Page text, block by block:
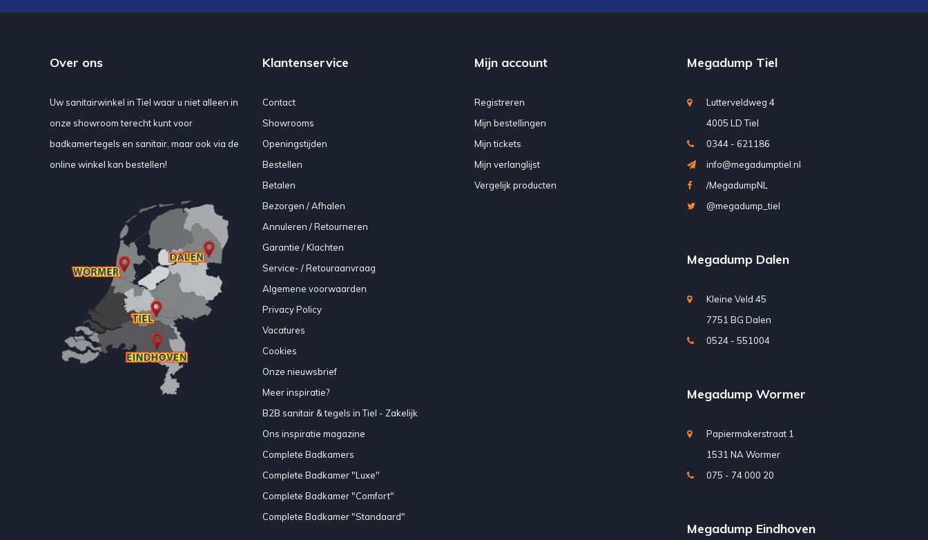
Over ons
Uw sanitairwinkel in Tiel waar u niet alleen in
onze showroom terecht kunt voor
badkamertegels en sanitair, maar ook via de
online winkel kan bestellen!
Klantenservice
Contact
Showrooms
Openingstijden
Bestellen
Betalen
Bezorgen / Afhalen
Annuleren / Retourneren
Garantie / Klachten
Service- / Retouraanvraag
Algemene voorwaarden
Privacy Policy
Vacatures
Cookies
Onze nieuwsbrief
Meer inspiratie?
B2B sanitair & tegels in Tiel - Zakelijk
Ons inspiratie magazine
Complete Badkamers
Complete Badkamer "Luxe"
Complete Badkamer "Comfort"
Complete Badkamer "Standaard"
Mijn account
Registreren
Mijn bestellingen
Mijn tickets
Mijn verlanglijst
Vergelijk producten
Megadump Tiel
Lutterveldweg 4
4005 LD Tiel
0344 - 621186
info@megadumptiel.nl
/MegadumpNL
@megadump_tiel
Megadump Dalen
Kleine Veld 45
7751 BG Dalen
0524 - 551004
Megadump Wormer
Papiermakerstraat 1
1531 NA Wormer
075 - 74 000 20
Megadump Eindhoven